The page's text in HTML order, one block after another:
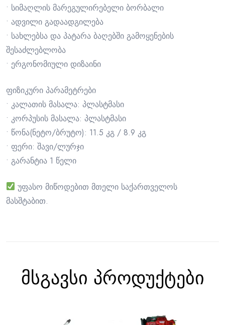
• სიმაღლის მარეგულირებელი ბორბალი
• ადვილი გადაადგილება
• სახლებსა და პატარა ბაღებში გამოყენების
შესაძლებლობა
• ერგონომიული დიზაინი
ფიზიკური პარამეტრები
• კალათის მასალა: პლასტმასი
• კორპუსის მასალა: პლასტმასი
• წონა(ნეტო/ბრუტო): 11.5 კგ / 8.9 კგ
• ფერი: შავი/ლურჯი
• გარანტია 1 წელი
უფასო მიწოდებით მთელი საქართველოს
მასშტაბით.
მსგავსი პროდუქტები